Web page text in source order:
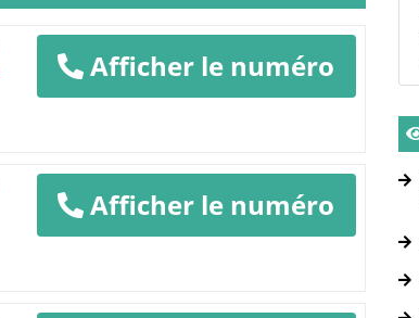
Afficher le numéro
Afficher le numéro